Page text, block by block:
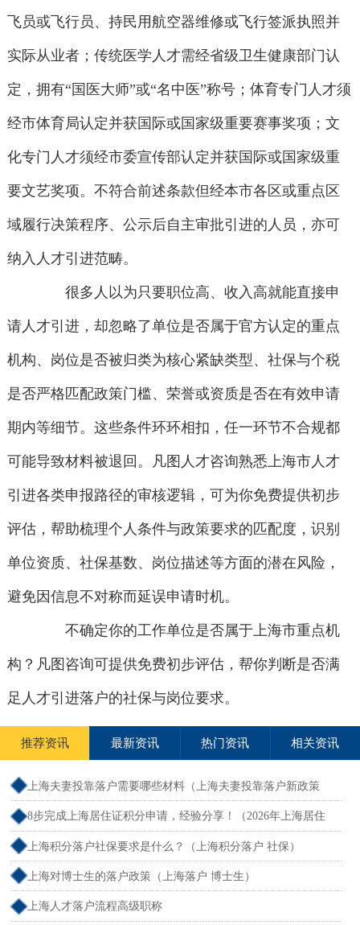
飞员或飞行员、持民用航空器维修或飞行签派执照并
实际从业者；传统医学人才需经省级卫生健康部门认
定，拥有“国医大师”或“名中医”称号；体育专门人才须
经市体育局认定并获国际或国家级重要赛事奖项；文
化专门人才须经市委宣传部认定并获国际或国家级重
要文艺奖项。不符合前述条款但经本市各区或重点区
域履行决策程序、公示后自主审批引进的人员，亦可
纳入人才引进范畴。
很多人以为只要职位高、收入高就能直接申
请人才引进，却忽略了单位是否属于官方认定的重点
机构、岗位是否被归类为核心紧缺类型、社保与个税
是否严格匹配政策门槛、荣誉或资质是否在有效申请
期内等细节。这些条件环环相扣，任一环节不合规都
可能导致材料被退回。凡图人才咨询熟悉上海市人才
引进各类申报路径的审核逻辑，可为你免费提供初步
评估，帮助梳理个人条件与政策要求的匹配度，识别
单位资质、社保基数、岗位描述等方面的潜在风险，
避免因信息不对称而延误申请时机。
不确定你的工作单位是否属于上海市重点机
构？凡图咨询可提供免费初步评估，帮你判断是否满
足人才引进落户的社保与岗位要求。
推荐资讯 最新资讯 热门资讯 相关资讯
上海夫妻投靠落户需要哪些材料（上海夫妻投靠落户新政策
2026年）
8步完成上海居住证积分申请，经验分享！（2026年上海居住
证积分办理申请流程和准备材料）
上海积分落户社保要求是什么？（上海积分落户 社保）
上海对博士生的落户政策（上海落户 博士生）
上海人才落户流程高级职称